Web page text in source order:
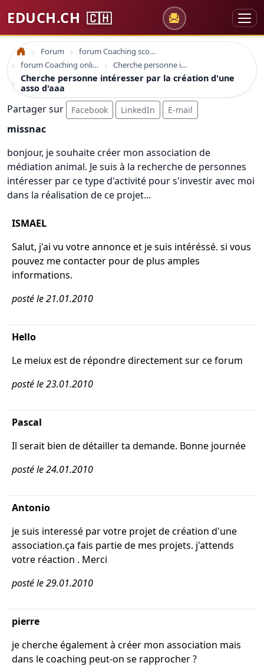
EDUCH.CH 🇨🇭
Accueil Forum
forum Coaching scolaire
forum Coaching online formation professionelle emploi education
Cherche personne intéresser par la création d'une asso d'aaa
Cherche personne intéresser par la création d'une
asso d'aaa
Partager sur Facebook LinkedIn E-mail
missnac
bonjour, je souhaite créer mon association de
médiation animal. Je suis à la recherche de personnes
intéresser par ce type d'activité pour s'investir avec moi
dans la réalisation de ce projet...
ISMAEL
Salut, j'ai vu votre annonce et je suis intéréssé. si vous
pouvez me contacter pour de plus amples
informations.
posté le 21.01.2010
Hello
Le meiux est de répondre directement sur ce forum
posté le 23.01.2010
Pascal
Il serait bien de détailler ta demande. Bonne journée
posté le 24.01.2010
Antonio
je suis interessé par votre projet de création d'une
association.ça fais partie de mes projets. j'attends
votre réaction . Merci
posté le 29.01.2010
pierre
je cherche également à créer mon association mais
dans le coaching peut-on se rapprocher ?